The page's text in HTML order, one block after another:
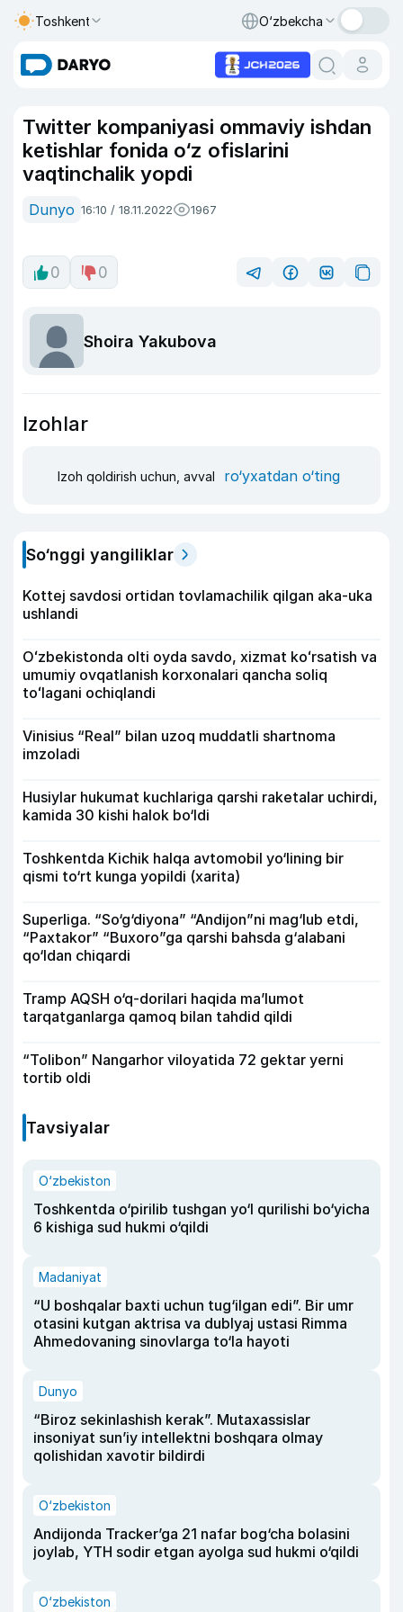
Toshkent O‘zbekcha
Twitter kompaniyasi ommaviy ishdan
ketishlar fonida o‘z ofislarini
vaqtinchalik yopdi
Dunyo 16:10 / 18.11.2022 1967
0 0
Shoira Yakubova
Izohlar
Izoh qoldirish uchun, avval ro‘yxatdan o‘ting
So‘nggi yangiliklar
Kottej savdosi ortidan tovlamachilik qilgan aka-uka
ushlandi
Oʻzbekistonda olti oyda savdo, xizmat koʻrsatish va
umumiy ovqatlanish korxonalari qancha soliq
toʻlagani ochiqlandi
Vinisius “Real” bilan uzoq muddatli shartnoma
imzoladi
Husiylar hukumat kuchlariga qarshi raketalar uchirdi,
kamida 30 kishi halok bo‘ldi
Toshkentda Kichik halqa avtomobil yo‘lining bir
qismi to‘rt kunga yopildi (xarita)
Superliga. “So‘g‘diyona” “Andijon”ni mag‘lub etdi,
“Paxtakor” “Buxoro”ga qarshi bahsda g‘alabani
qo‘ldan chiqardi
Tramp AQSH o‘q-dorilari haqida ma’lumot
tarqatganlarga qamoq bilan tahdid qildi
“Tolibon” Nangarhor viloyatida 72 gektar yerni
tortib oldi
Tavsiyalar
O‘zbekiston
Toshkentda o‘pirilib tushgan yo‘l qurilishi bo‘yicha
6 kishiga sud hukmi o‘qildi
Madaniyat
“U boshqalar baxti uchun tug‘ilgan edi”. Bir umr
otasini kutgan aktrisa va dublyaj ustasi Rimma
Ahmedovaning sinovlarga to‘la hayoti
Dunyo
“Biroz sekinlashish kerak”. Mutaxassislar
insoniyat sun’iy intellektni boshqara olmay
qolishidan xavotir bildirdi
O‘zbekiston
Andijonda Tracker’ga 21 nafar bog‘cha bolasini
joylab, YTH sodir etgan ayolga sud hukmi o‘qildi
O‘zbekiston